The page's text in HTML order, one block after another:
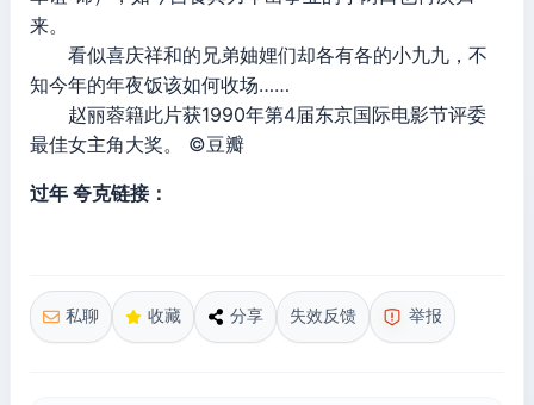
来。
看似喜庆祥和的兄弟妯娌们却各有各的小九九，不
知今年的年夜饭该如何收场……
赵丽蓉籍此片获1990年第4届东京国际电影节评委
最佳女主角大奖。 ©豆瓣
过年 夸克链接：
私聊 收藏 分享 失效反馈 举报